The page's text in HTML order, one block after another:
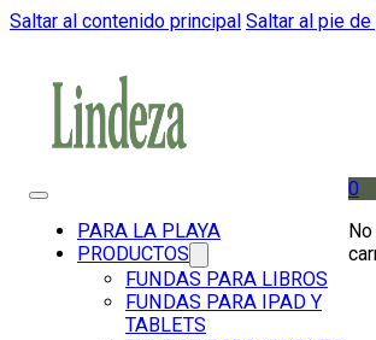
Saltar al contenido principal Saltar al pie de
PARA LA PLAYA
PRODUCTOS
FUNDAS PARA LIBROS
FUNDAS PARA IPAD Y
TABLETS
0